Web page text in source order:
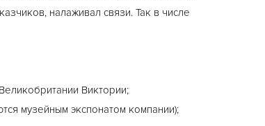
налаживал связи. Так в числе
Виктории;
музейным экспонатом компании);